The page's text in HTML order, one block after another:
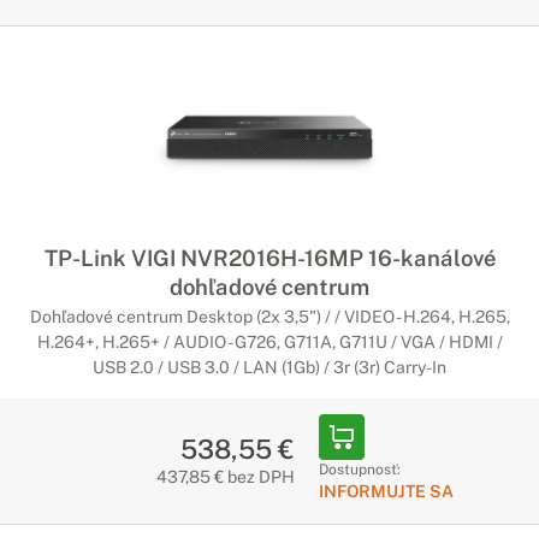
TP-Link VIGI NVR2016H-16MP 16-kanálové
dohľadové centrum
Dohľadové centrum Desktop (2x 3,5") / / VIDEO - H.264, H.265,
H.264+, H.265+ / AUDIO - G726, G711A, G711U / VGA / HDMI /
USB 2.0 / USB 3.0 / LAN (1Gb) / 3r (3r) Carry-In
538,55 €
437,85 € bez DPH Dostupnosť:
INFORMUJTE SA